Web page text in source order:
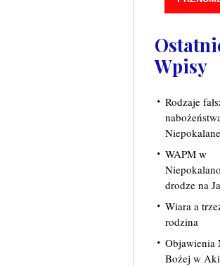
Wpisy
Rodzaje
WAPM w
drodze na
Wiara a
rodzina
Objawienia
Bożej w